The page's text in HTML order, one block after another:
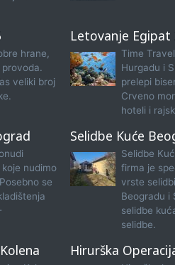
hrane,
veliki broj
Letovanje Egipat
Time
Hurgadu i
prelepi
Crveno
hoteli i
nudimo
se
Selidbe Kuće
Selidbe
firma je
vrste
Beogradu i
selidbe
selidbe.
Hirurška